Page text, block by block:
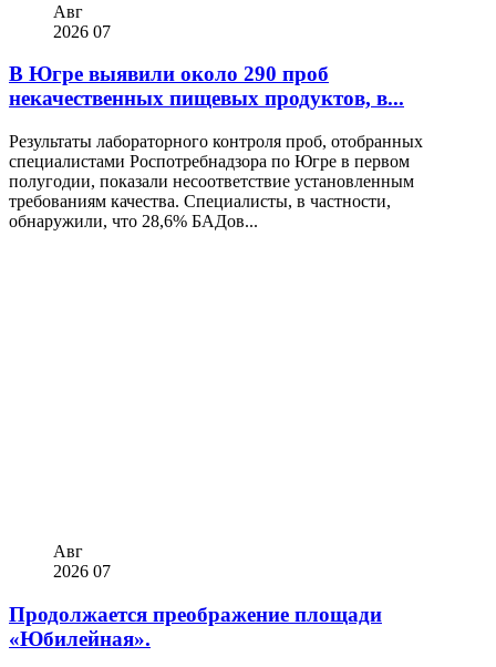
Авг
2026 07
В Югре выявили около 290 проб
некачественных пищевых продуктов, в...
Результаты лабораторного контроля проб, отобранных
специалистами Роспотребнадзора по Югре в первом
полугодии, показали несоответствие установленным
требованиям качества. Специалисты, в частности,
обнаружили, что 28,6% БАДов...
Авг
2026 07
Продолжается преображение площади
«Юбилейная».